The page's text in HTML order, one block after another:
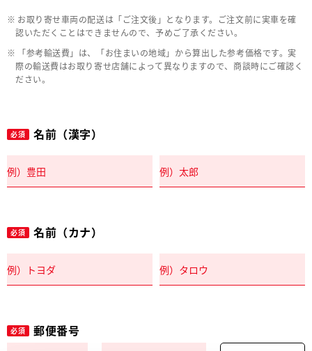
お取り寄せ車両の配送は「ご注文後」となります。ご注文前に実車を確
認いただくことはできませんので、予めご了承ください。
「参考輸送費」は、「お住まいの地域」から算出した参考価格です。実
際の輸送費はお取り寄せ店舗によって異なりますので、商談時にご確認く
ださい。
必須 名前（漢字）
必須 名前（カナ）
必須 郵便番号